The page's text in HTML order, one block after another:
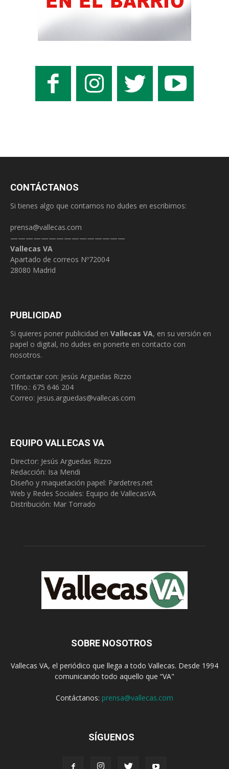
CONTÁCTANOS
Si tienes algo que contarnos no dudes en escribirnos:
prensa@vallecas.com
———————————————
Vallecas VA
Apartado de correos Nº72004
28080 Madrid
PUBLICIDAD
Si quieres poner publicidad en Vallecas VA, en su versión en
papel o digital, no dudes en ponerte en contacto con
nosotros.
Contactar con: Jesús Arguedas Rizzo
Tlfno.: 675 646 204
Correo: jesus.arguedas@vallecas.com
EQUIPO VALLECAS VA
Director: Jesús Arguedas Rizzo
Redacción: Isa Mendi
Diseño y maquetación papel: Pardetres.net
Web y Redes Sociales: Equipo de VallecasVA
Distribución: Mar Torrado
SOBRE NOSOTROS
Vallecas VA, el periódico que llega a todo Vallecas. Desde 1994
comunicando todo aquello que “VA"
Contáctanos: prensa@vallecas.com
SÍGUENOS